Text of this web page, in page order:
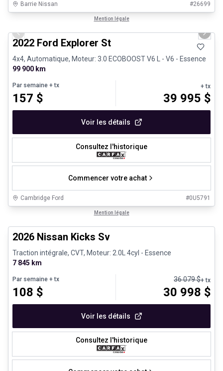
Barrie Nissan #26699
Mention légale
Previous slide Next
2022 Ford Explorer St
4x4, Automatique, Moteur: 3.0 ECOBOOST V6 L - V6 - Essence
99 900 km
Par semaine + tx
157 $
+ tx
39 995 $
Voir les détails
Consultez l'historique
Commencer votre achat
Cambridge Ford #0U5791
Mention légale
Véhicules d'occasion certifiés
2026 Nissan Kicks Sv
Traction intégrale, CVT, Moteur: 2.0L 4cyl - Essence
7 845 km
Par semaine + tx
108 $
36 079$+ tx
30 998 $
Voir les détails
Consultez l'historique